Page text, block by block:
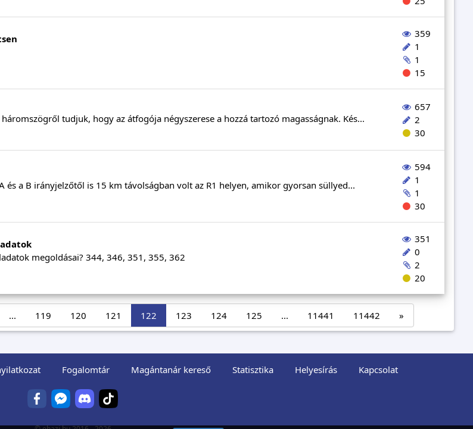
359
1
1
15
tudjuk, hogy az átfogója négyszerese a hozzá tartozó magasságnak. Kés...
657
2
30
és a B irányjelzőtől is 15 km távolságban volt az R1 helyen, amikor gyorsan süllyed...
594
1
1
30
megoldásai? 344, 346, 351, 355, 362
351
0
2
20
... 119 120 121 122 123 124 125 ... 11441 11442 »
Fogalomtár Magántanár kereső Statisztika Helyesírás Kapcsolat